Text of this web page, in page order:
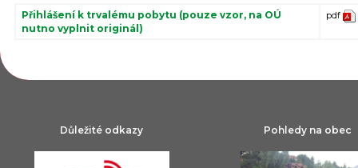
Přihlášení k trvalému pobytu (pouze vzor, na OÚ
nutno vyplnit originál)
pdf
Důležité odkazy Pohledy na obec